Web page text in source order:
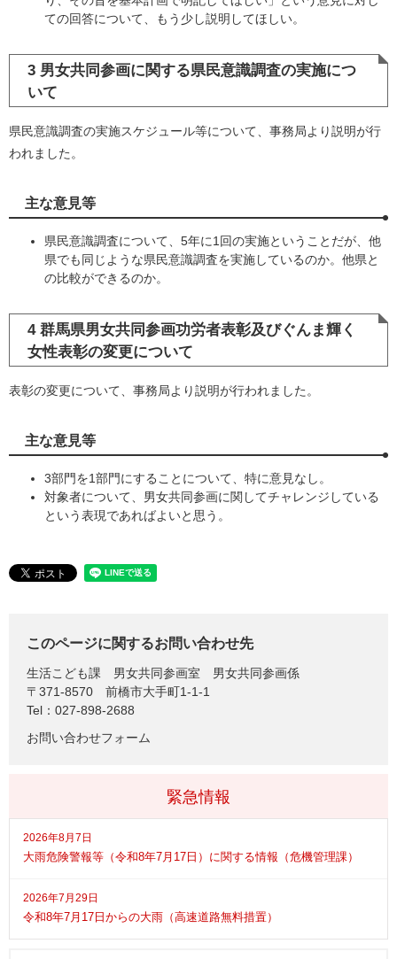
ての回答について、もう少し説明してほしい。
3 男女共同参画に関する県民意識調査の実施につ
いて
県民意識調査の実施スケジュール等について、事務局より説明が行
われました。
主な意見等
県民意識調査について、5年に1回の実施ということだが、他
県でも同じような県民意識調査を実施しているのか。他県と
の比較ができるのか。
4 群馬県男女共同参画功労者表彰及びぐんま輝く
女性表彰の変更について
表彰の変更について、事務局より説明が行われました。
主な意見等
3部門を1部門にすることについて、特に意見なし。
対象者について、男女共同参画に関してチャレンジしている
という表現であればよいと思う。
このページに関するお問い合わせ先
生活こども課
男女共同参画室 男女共同参画係
〒371-8570
前橋市大手町1-1-1
Tel：027-898-2688
お問い合わせフォーム
緊急情報
2026年8月7日
大雨危険警報等（令和8年7月17日）に関する情報（危機管理課）
2026年7月29日
令和8年7月17日からの大雨（高速道路無料措置）